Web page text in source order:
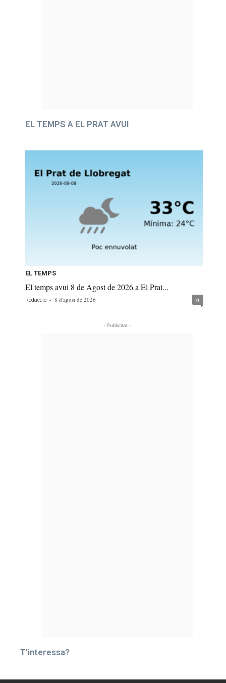
EL TEMPS A EL PRAT AVUI
EL TEMPS
El temps avui 8 de Agost de 2026 a El Prat...
Redacció - 8 d'agost de 2026 0
- Publicitat -
T’interessa?